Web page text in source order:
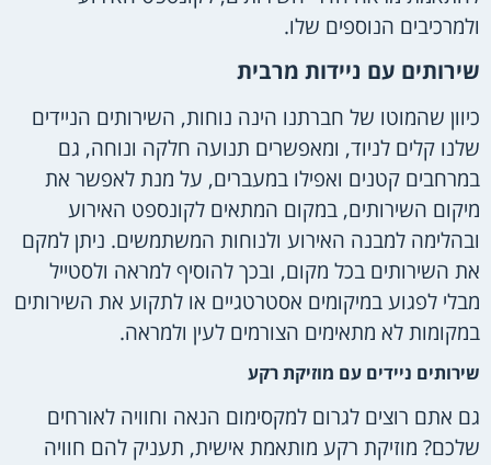
ולמרכיבים הנוספים שלו.
שירותים עם ניידות מרבית
כיוון שהמוטו של חברתנו הינה נוחות, השירותים הניידים
שלנו קלים לניוד, ומאפשרים תנועה חלקה ונוחה, גם
במרחבים קטנים ואפילו במעברים, על מנת לאפשר את
מיקום השירותים, במקום המתאים לקונספט האירוע
ובהלימה למבנה האירוע ולנוחות המשתמשים. ניתן למקם
את השירותים בכל מקום, ובכך להוסיף למראה ולסטייל
מבלי לפגוע במיקומים אסטרטגיים או לתקוע את השירותים
במקומות לא מתאימים הצורמים לעין ולמראה.
שירותים ניידים עם מוזיקת רקע
גם אתם רוצים לגרום למקסימום הנאה וחוויה לאורחים
שלכם? מוזיקת רקע מותאמת אישית, תעניק להם חוויה